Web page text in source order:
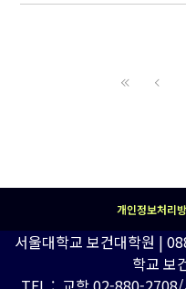
개인정보처리
서울대학교 보건대학원 |
학교 보